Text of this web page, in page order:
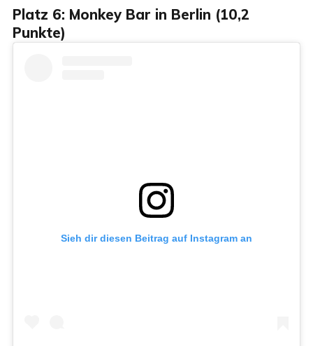
Platz 6: Monkey Bar in Berlin (10,2
Punkte)
Sieh dir diesen Beitrag auf Instagram an